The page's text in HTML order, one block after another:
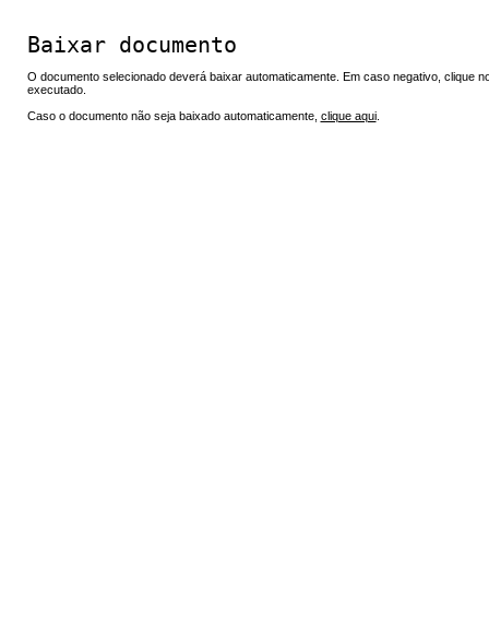
Baixar documento
O documento selecionado deverá baixar automaticamente. Em caso negativo, clique
executado.
Caso o documento não seja baixado automaticamente, clique aqui.